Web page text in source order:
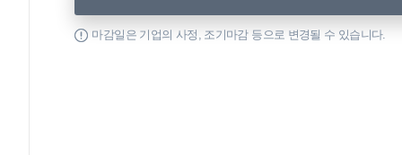
마감일은 기업의 사정, 조기마감 등으로 변경될 수 있습니다.